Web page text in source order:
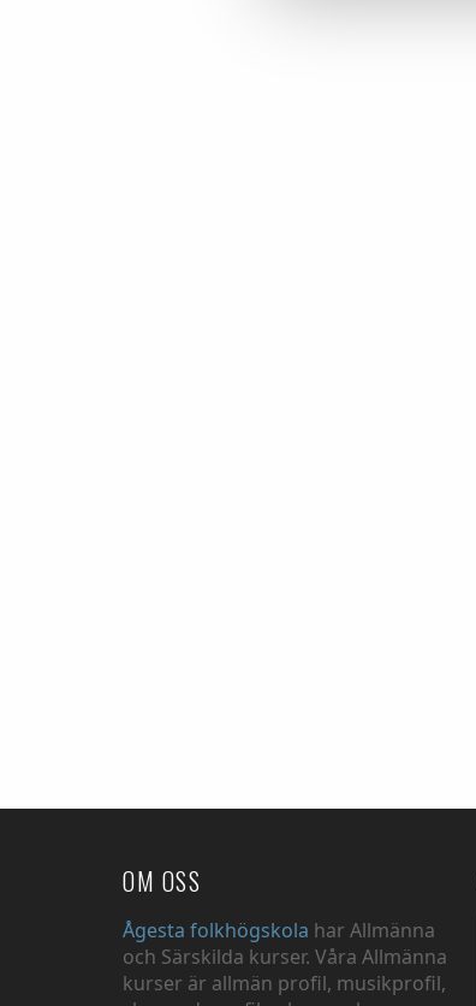
OM OSS
Ågesta folkhögskola har Allmänna
och Särskilda kurser. Våra Allmänna
kurser är allmän profil, musikprofil,